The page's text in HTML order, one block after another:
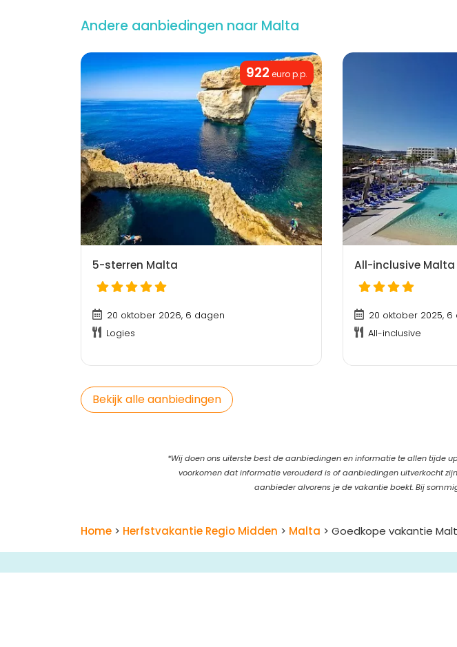
Andere aanbiedingen naar Malta
922 euro p.p.
5-sterren Malta
20 oktober 2026, 6 dagen
Logies
All-inclusive Malta
20 oktober 2025, 6
All-inclusive
Bekijk alle aanbiedingen
*Wij doen ons uiterste best de aanbiedingen en informatie te allen tijde
voorkomen dat informatie verouderd is of aanbiedingen uitverkocht
aanbieder alvorens je de vakantie boekt. Bij
Home > Herfstvakantie Regio Midden > Malta > Goedkope vakantie